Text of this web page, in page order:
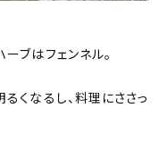
ブはフェンネル。
くなるし、料理にささっ